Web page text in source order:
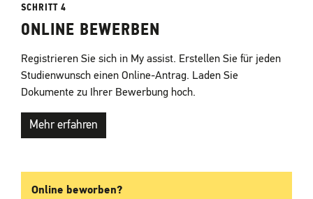
SCHRITT 4
ONLINE BEWERBEN
Registrieren Sie sich in My assist. Erstellen Sie für jeden
Studienwunsch einen Online-Antrag. Laden Sie
Dokumente zu Ihrer Bewerbung hoch.
Mehr erfahren
Online beworben?